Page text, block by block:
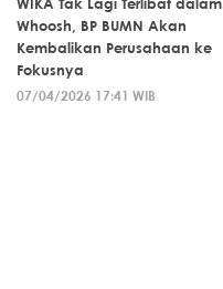
Whoosh, BP BUMN Akan
Kembalikan Perusahaan ke
Fokusnya
07/04/2026 17:41 WIB